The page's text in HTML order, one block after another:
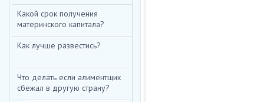
Какой срок получения
материнского капитала?
Как лучше развестись?
Что делать если алиментщик
сбежал в другую страну?